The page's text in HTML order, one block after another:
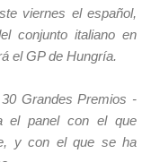
viernes el español,
conjunto italiano en
el GP de Hungría.
Grandes Premios -
el panel con el que
y con el que se ha